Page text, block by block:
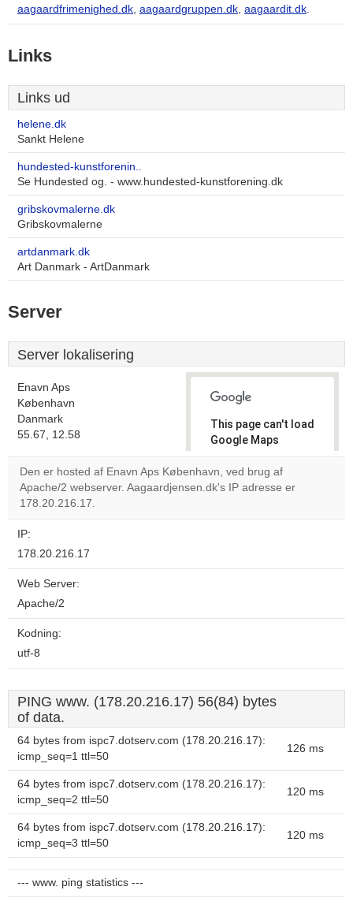
aagaardfrimenighed.dk, aagaardgruppen.dk, aagaardit.dk.
Links
Links ud
helene.dk
Sankt Helene
hundested-kunstforenin..
Se Hundested og. - www.hundested-kunstforening.dk
gribskovmalerne.dk
Gribskovmalerne
artdanmark.dk
Art Danmark - ArtDanmark
Server
Server lokalisering
Enavn Aps
København
Danmark
55.67, 12.58
This page can't load
Google Maps
correctly.
Do you
Den er hosted af Enavn Aps København, ved brug af
Apache/2 webserver. Aagaardjensen.dk's IP adresse er
178.20.216.17.
IP:
178.20.216.17
Web Server:
Apache/2
Kodning:
utf-8
PING www. (178.20.216.17) 56(84) bytes
of data.
64 bytes from ispc7.dotserv.com (178.20.216.17):
icmp_seq=1 ttl=50
126 ms
64 bytes from ispc7.dotserv.com (178.20.216.17):
icmp_seq=2 ttl=50
120 ms
64 bytes from ispc7.dotserv.com (178.20.216.17):
icmp_seq=3 ttl=50
120 ms
--- www. ping statistics ---